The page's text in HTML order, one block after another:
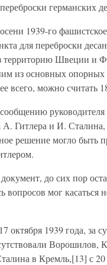
германских
1939-го
для переброски
территорию Швеции и
из основных
всего, можно считать
А. Гитлера и И.
решение могло быть
до сих пор
вопросов мог касаться
октября 1939 года, за
Ворошилов,
в Кремль,[13] с